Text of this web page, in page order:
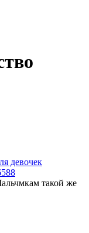
девочек
такой же